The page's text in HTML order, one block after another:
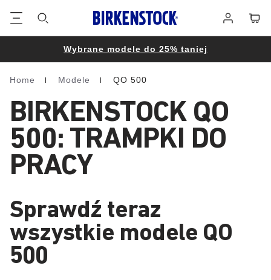
się
Wybrane modele do 25% taniej
Homepage
Home Modele QO 500
BIRKENSTOCK QO
500: TRAMPKI DO
PRACY
Sprawdź teraz
wszystkie modele QO
500